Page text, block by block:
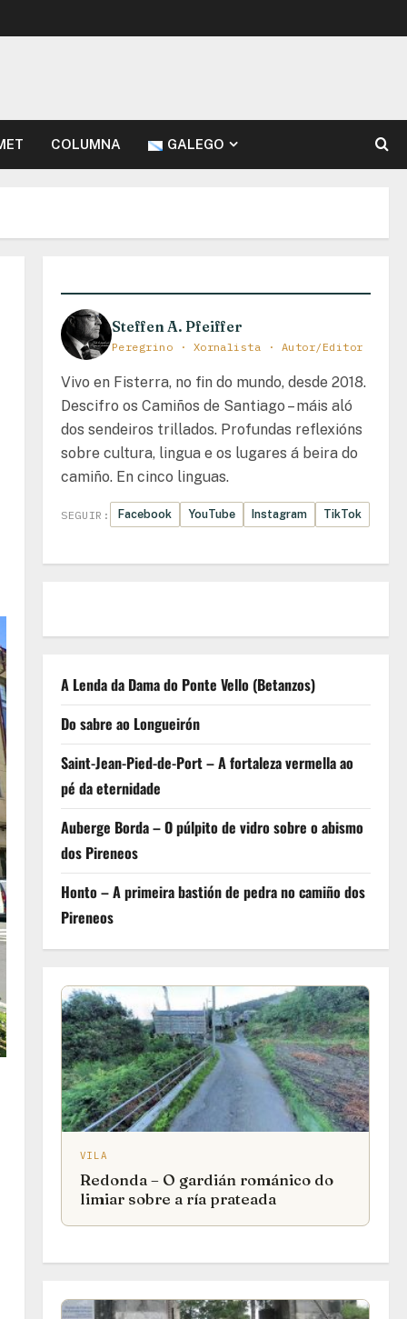
COLUMNA GALEGO
Steffen A. Pfeiffer
Peregrino · Xornalista · Autor/Editor
Vivo en Fisterra, no fin do mundo, desde 2018.
Descifro os Camiños de Santiago – máis aló
dos sendeiros trillados. Profundas reflexións
sobre cultura, lingua e os lugares á beira do
camiño. En cinco linguas.
SEGUIR: Facebook YouTube Instagram TikTok
A Lenda da Dama do Ponte Vello (Betanzos)
Do sabre ao Longueirón
Saint-Jean-Pied-de-Port – A fortaleza vermella ao
pé da eternidade
Auberge Borda – O púlpito de vidro sobre o abismo
dos Pireneos
Honto – A primeira bastión de pedra no camiño dos
Pireneos
VILA
Redonda – O gardián románico do
limiar sobre a ría prateada